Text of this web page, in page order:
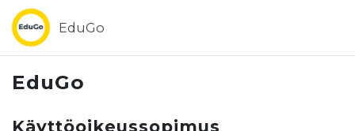
Siirry pääsisältöön
EduGo
EduGo
Käyttöoikeussopimus